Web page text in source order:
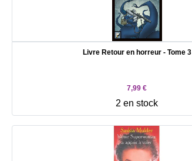
Livre Retour en horreur - Tome 3
7,99 €
2 en stock